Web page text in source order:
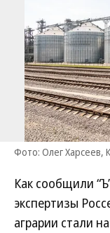
Фото: Олег Харсеев,
Как сообщили
экспертизы
аграрии стали